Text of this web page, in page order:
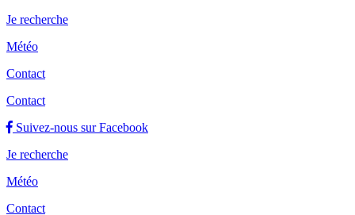
Je recherche
Météo
Contact
Contact
Suivez-nous sur Facebook
Je recherche
Météo
Contact